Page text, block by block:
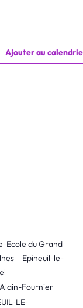
Ajouter au
Ecole du Grand
– Epineuil-le-
Fournier
LE-